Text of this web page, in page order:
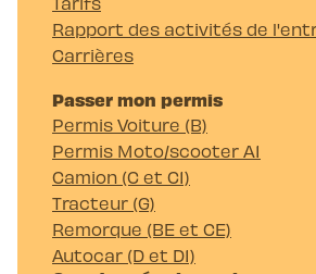
Rapport des activités de
Carrières
Passer mon permis
Permis Voiture (B)
Permis Moto/scooter A1
Camion (C et C1)
Tracteur (G)
Remorque (BE et CE)
Autocar (D et D1)